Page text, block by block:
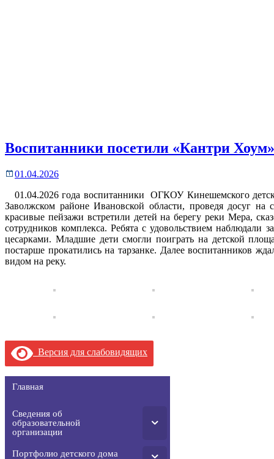
Воспитанники посетили «Кантри Хоум»
01.04.2026
01.04.2026 года воспитанники ОГКОУ Кинешемского
Заволжском районе Ивановской области, проведя досуг на
красивые пейзажи встретили детей на берегу реки Мера,
сотрудников комплекса. Ребята с удовольствием
цесарками. Младшие дети смогли поиграть на детской
постарше прокатились на тарзанке. Далее воспитанников
видом на реку.
Версия для слабовидящих
Главная
Сведения об
образовательной
организации
Портфолио детского дома